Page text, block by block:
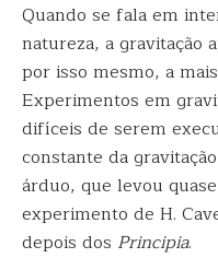
Quando se fala em
natureza, a gravitação
por isso mesmo, a
Experimentos em
difíceis de serem
constante da
árduo, que levou
experimento de H.
depois dos Principia.